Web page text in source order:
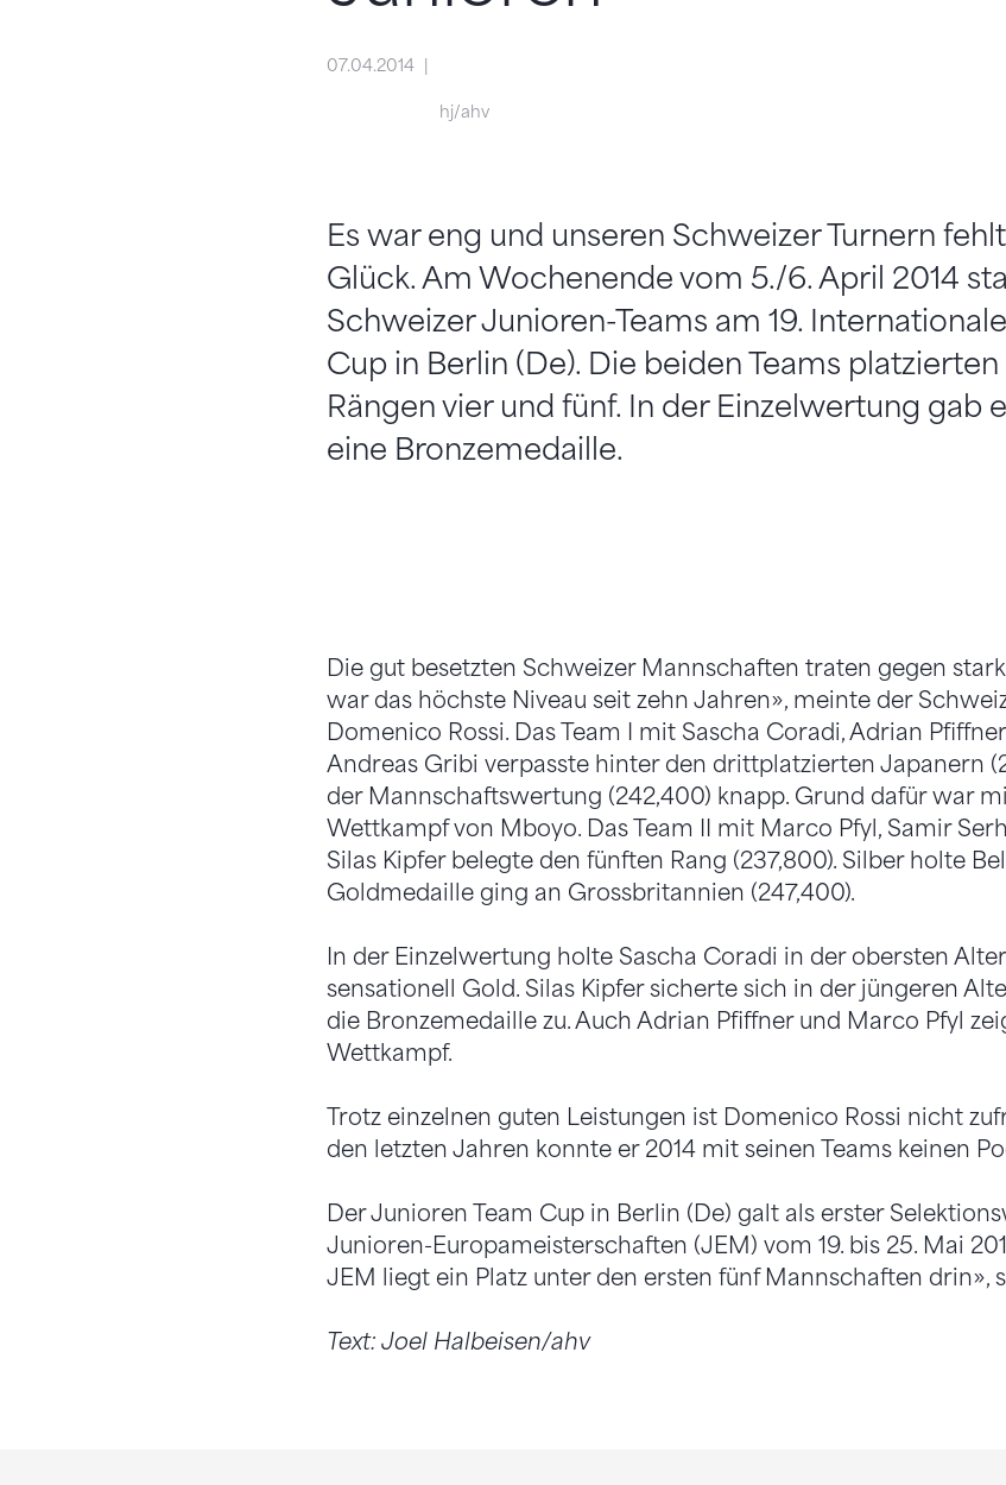
07.04.2014
hj/ahv
Es war eng und unseren Schweizer Turnern
Glück. Am Wochenende vom 5./6. April 2014
Schweizer Junioren-Teams am 19.
Cup in Berlin (De). Die beiden Teams
Rängen vier und fünf. In der Einzelwertung gab
eine Bronzemedaille.
Die gut besetzten Schweizer Mannschaften traten gegen
war das höchste Niveau seit zehn Jahren», meinte der
Domenico Rossi. Das Team I mit Sascha Coradi, Adrian
Andreas Gribi verpasste hinter den drittplatzierten Japanern
der Mannschaftswertung (242,400) knapp. Grund dafür war
Wettkampf von Mboyo. Das Team II mit Marco Pfyl, Samir
Silas Kipfer belegte den fünften Rang (237,800). Silber holte
Goldmedaille ging an Grossbritannien (247,400).
In der Einzelwertung holte Sascha Coradi in der obersten
sensationell Gold. Silas Kipfer sicherte sich in der jüngeren
die Bronzemedaille zu. Auch Adrian Pfiffner und Marco Pfyl
Wettkampf.
Trotz einzelnen guten Leistungen ist Domenico Rossi nicht
den letzten Jahren konnte er 2014 mit seinen Teams keinen
Der Junioren Team Cup in Berlin (De) galt als erster
Junioren-Europameisterschaften (JEM) vom 19. bis 25. Mai
JEM liegt ein Platz unter den ersten fünf Mannschaften drin»,
Text: Joel Halbeisen/ahv